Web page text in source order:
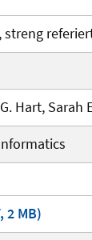
streng
Hart,
2 MB)